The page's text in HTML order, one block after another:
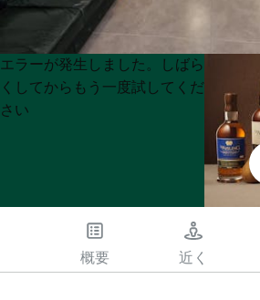
Product
List
Product
List
エラーが発生しました。しばら
くしてからもう一度試してくだ
さい
概要 近く